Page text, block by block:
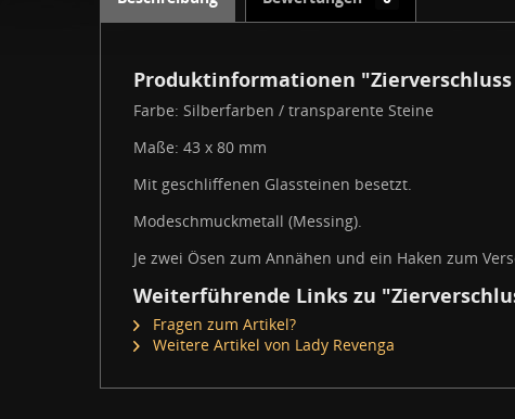
Produktinformationen
Farbe: Silberfarben / transparente Steine
Maße: 43 x 80 mm
Mit geschliffenen Glassteinen besetzt.
Modeschmuckmetall (Messing).
Je zwei Ösen zum Annähen und ein Haken zum
Weiterführende Links zu
Fragen zum Artikel?
Weitere Artikel von Lady Revenga